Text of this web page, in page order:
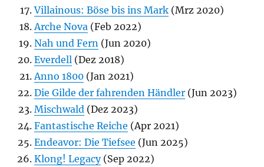
Villainous: Böse bis ins Mark (Mrz 2020)
Arche Nova (Feb 2022)
Nah und Fern (Jun 2020)
Everdell (Dez 2018)
Anno 1800 (Jan 2021)
Die Gilde der fahrenden Händler (Jun 2023)
Mischwald (Dez 2023)
Fantastische Reiche (Apr 2021)
Endeavor: Die Tiefsee (Jun 2025)
Klong! Legacy(Sep 2022)